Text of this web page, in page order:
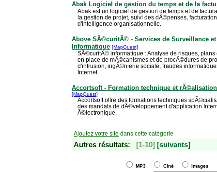
Abak Logiciel de gestion du temps et de la
Abak est un logiciel de gestion de temps et de
la gestion de projet, suivi des dÃ©penses,
d'intelligence organisationnelle.
Above SÃ©curitÃ© - Services de Surveillance
Informatique [MapQuest]
SÃ©curitÃ© informatique : Analyse de risques,
en place de mÃ©canismes et de procÃ©dures de
d'intrusion, ingÃ©nierie sociale, fraudes
Internet.
Accortsoft - Formation technique et
[MapQuest]
Accortsoft offre des formations techniques
des mandats de dÃ©veloppement d'application
Ã©lectronique.
Ajoutez votre site dans cette catégorie
Autres résultats: [1-10] [suivants]
MP3 Ciné Images